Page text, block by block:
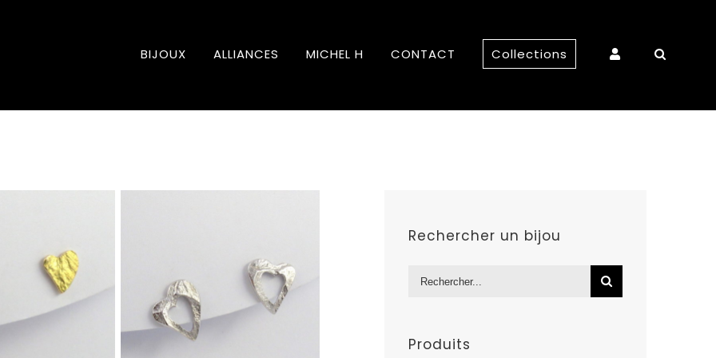
BIJOUX ALLIANCES MICHEL H CONTACT Collections
Rechercher un bijou
Rechercher:
Produits